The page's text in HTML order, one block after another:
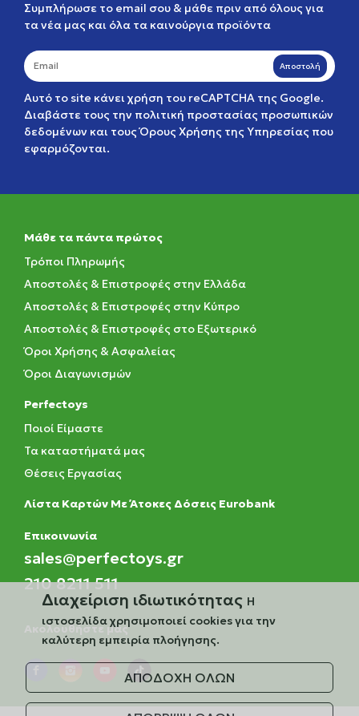
Συμπλήρωσε το email σου & μάθε πριν από όλους για
τα νέα μας και όλα τα καινούργια προϊόντα
Αποστολή
Αυτό το site κάνει χρήση του reCAPTCHA της Google.
Διαβάστε τους την πολιτική προστασίας προσωπικών
δεδομένων και τουςΌρους Χρήσης της Υπηρεσίας που
εφαρμόζονται.
Μάθε τα πάντα πρώτος
Τρόποι Πληρωμής
Αποστολές & Επιστροφές στην Ελλάδα
Αποστολές & Επιστροφές στην Κύπρο
Αποστολές & Επιστροφές στο Εξωτερικό
Όροι Χρήσης & Ασφαλείας
Όροι Διαγωνισμών
Perfectoys
Ποιοί Είμαστε
Τα καταστήματά μας
Θέσεις Εργασίας
Λίστα Καρτών Με Άτοκες Δόσεις Eurobank
Eπικοινωνία
sales@perfectoys.gr
210 8211 511
Ακολουθήστε μας
Διαχείριση ιδιωτικότητας Η
ιστοσελίδα χρησιμοποιεί cookies για την
καλύτερη εμπειρία πλοήγησης.
ΑΠΟΔΟΧΗ ΟΛΩΝ